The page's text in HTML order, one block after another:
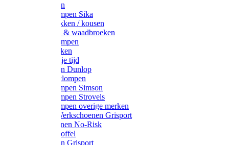
Werksokken
Schoenklompen Sika
Thermo sokken / kousen
Lieslaarzen & waadbroeken
Houten klompen
Wandelsokken
Laarzen vrije tijd
Werklaarzen Dunlop
Kunststof klompen
Schoenklompen Simson
Schoenklompen Strovels
Schoenklompen overige merken
Wandel-/ Werkschoenen Grisport
Werkschoenen No-Risk
Klomppantoffel
Werklaarzen Grisport